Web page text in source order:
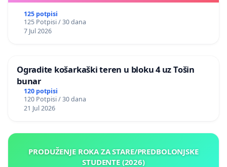
125 potpisi
125 Potpisi / 30 dana
7 Jul 2026
Ogradite košarkaški teren u bloku 4 uz Tošin
bunar
120 potpisi
120 Potpisi / 30 dana
21 Jul 2026
PRODUŽENJE ROKA ZA STARE/PREDBOLONJSKE
STUDENTE (2026)